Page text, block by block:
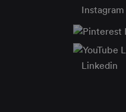
Instagram
Linkedin